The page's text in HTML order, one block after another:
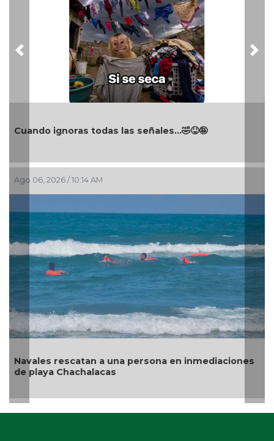
Turista se ahoga en playa de Cazones de
Ago 06, 2026 / 9:24 AM
Previous